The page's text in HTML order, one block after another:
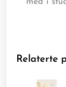
Relaterte